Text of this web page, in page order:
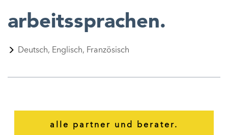
arbeitssprachen.
Deutsch, Englisch, Französisch
alle partner und berater.